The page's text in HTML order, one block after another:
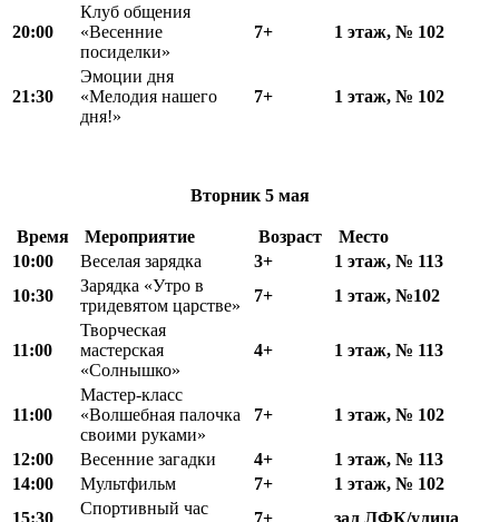
20:00
Клуб общения
«Весенние
посиделки»
7+ 1 этаж, № 102
21:30
Эмоции дня
«Мелодия нашего
дня!»
7+ 1 этаж, № 102
Вторник 5 мая
Время Мероприятие Возраст
Место
10:00
Веселая зарядка 3+
1 этаж, № 113
10:30
Зарядка «Утро в
тридевятом царстве»
7+ 1 этаж, №102
11:00
Творческая
мастерская
«Солнышко»
4+ 1 этаж, № 113
11:00
Мастер-класс
«Волшебная палочка
своими руками»
7+ 1 этаж, № 102
12:00 Весенние загадки 4+
1 этаж, № 113
14:00
Мультфильм 7+
1 этаж, № 102
15:30
Спортивный час
7+ зал ЛФК/улица